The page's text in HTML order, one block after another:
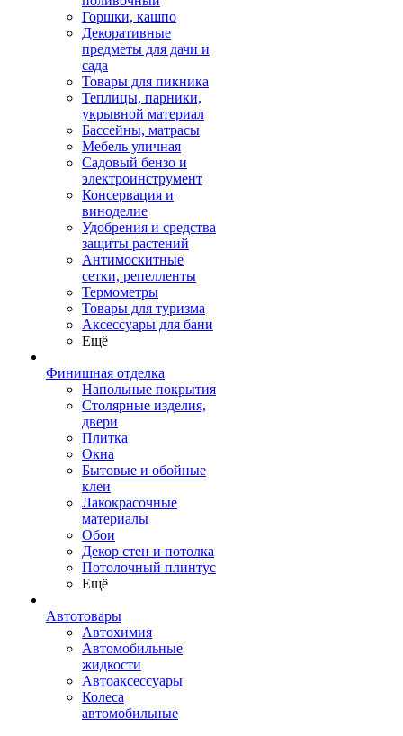
Горшки, кашпо
Декоративные
предметы для дачи и
сада
Товары для пикника
Теплицы, парники,
укрывной материал
Бассейны, матрасы
Мебель уличная
Садовый бензо и
электроинструмент
Консервация и
виноделие
Удобрения и средства
защиты растений
Антимоскитные
сетки, репелленты
Термометры
Товары для туризма
Аксессуары для бани
Ещё
Финишная отделка
Напольные покрытия
Столярные изделия,
двери
Плитка
Окна
Бытовые и обойные
клеи
Лакокрасочные
материалы
Обои
Декор стен и потолка
Потолочный плинтус
Ещё
Автотовары
Автохимия
Автомобильные
жидкости
Автоаксессуары
Колеса
автомобильные